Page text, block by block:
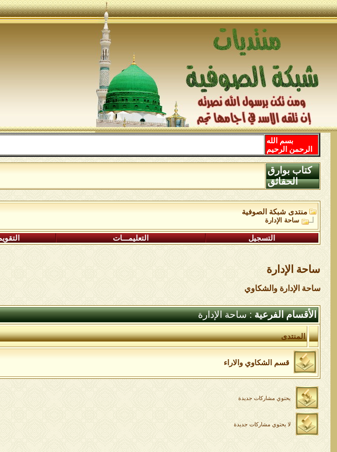
بسم الله
الرحمن الرحيم
كتاب بوارق
الحقائق
منتدى شبكة الصوفية
ساحة اﻹدارة
التسجيل التعليمـــات
ساحة اﻹدارة
ساحة اﻹدارة والشكاوي
الأقسام الفرعية: ساحة اﻹدارة
المنتدى
قسم الشكاوي والاراء
يحتوي مشاركات جديدة
لا يحتوي مشاركات جديدة